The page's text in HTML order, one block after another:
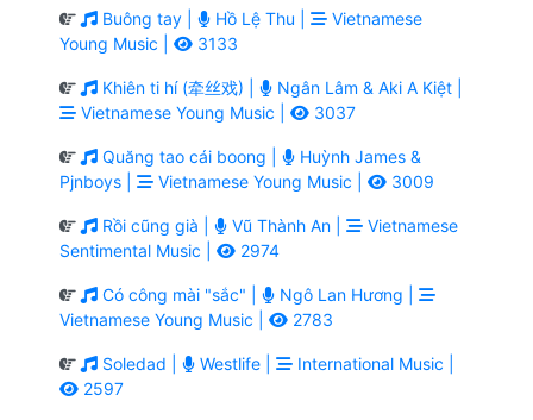
Buông tay | Hồ Lệ Thu |
Vietnamese
Young Music |
3133
Khiên ti hí (牵丝戏) |
Ngân Lâm & Aki A Kiệt |
Vietnamese Young Music |
3037
Quăng tao cái boong |
Huỳnh James &
Pjnboys |
Vietnamese Young Music | 3009
Rồi cũng già | Vũ Thành An |
Vietnamese
Sentimental Music |
2974
Có công mài "sắc" |
Ngô Lan Hương |
Vietnamese Young Music |
2783
Soledad | Westlife |
International Music |
2597